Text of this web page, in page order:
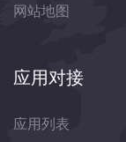
网站地图
应用对接
应用列表